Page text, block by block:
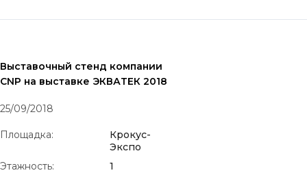
Выставочный стенд компании
CNP на выставке ЭКВАТЕК 2018
25/09/2018
Площадка:
Крокус-
Экспо
Этажность:
1